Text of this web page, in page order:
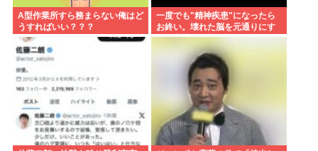
A型作業所すら務まらない俺はど
うすればいい？？？
一度でも"精神疾患"になったら
お終い。壊れた脳を元通りにす
る医療技術は無い。